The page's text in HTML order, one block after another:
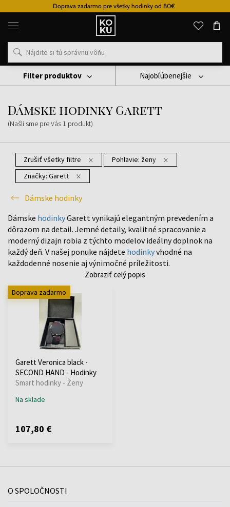
Doprava zadarmo pre všetky hodinky od 80€
Originálne
parfémy
hodinky
na
mieste
Hodinky
Dámske Hodinky Dámske Hodinky Garett
Dámske hodinky Garett
(Našli sme pre Vás 1 produkt)
Najobľúbenejšie
Zrušiť všetky filtre Pohlavie: ženy
Značky: Garett
Dámske hodinky
Filter produktov
Dámske hodinkyGarett vynikajú elegantným prevedením a
dôrazom na detail. Jemné detaily, kvalitné spracovanie a
moderný dizajn robia z týchto modelov ideálny doplnok na
každý deň. V našej ponuke nájdete hodinkyvhodné na
každodenné nosenie aj výnimočné príležitosti.
Zobraziť celý popis
Doprava zadarmo
Garett Veronica black -
SECOND HAND - Hodinky
Smart hodinky - Ženy
Na sklade
107,80 €
O SPOLOČNOSTI